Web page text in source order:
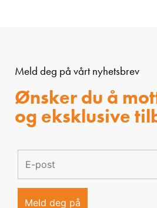
Meld deg på vårt nyhetsbrev
Ønsker du å
og eksklusive